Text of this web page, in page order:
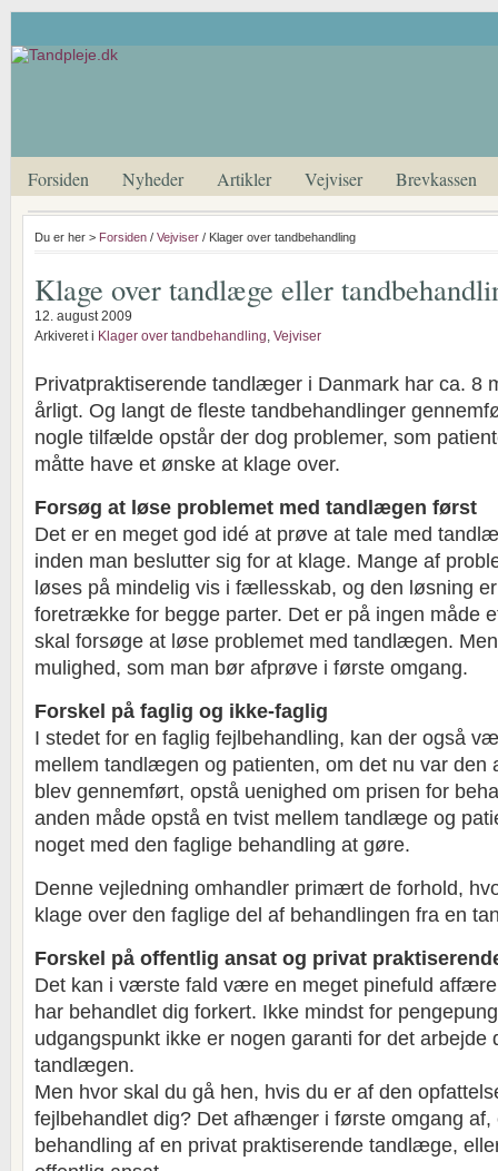
Forsiden Nyheder Artikler Vejviser Brevkassen
Du er her > Forsiden / Vejviser / Klager over tandbehandling
Klage over tandlæge eller
12. august 2009
Arkiveret i Klager over tandbehandling, Vejviser
Privatpraktiserende tandlæger i Danmark har ca. 8
årligt. Og langt de fleste tandbehandlinger
nogle tilfælde opstår der dog problemer, som
måtte have et ønske at klage over.
Forsøg at løse problemet med tandlægen først
Det er en meget god idé at prøve at tale med
inden man beslutter sig for at klage. Mange af
løses på mindelig vis i fællesskab, og den løsning
foretrække for begge parter. Det er på ingen måde
skal forsøge at løse problemet med tandlægen.
mulighed, som man bør afprøve i første omgang.
Forskel på faglig og ikke-faglig
I stedet for en faglig fejlbehandling, kan der også
mellem tandlægen og patienten, om det nu var den
blev gennemført, opstå uenighed om prisen for
anden måde opstå en tvist mellem tandlæge og
noget med den faglige behandling at gøre.
Denne vejledning omhandler primært de forhold,
klage over den faglige del af behandlingen fra en
Forskel på offentlig ansat og privat
Det kan i værste fald være en meget pinefuld
har behandlet dig forkert. Ikke mindst for
udgangspunkt ikke er nogen garanti for det arbejde
tandlægen.
Men hvor skal du gå hen, hvis du er af den
fejlbehandlet dig? Det afhænger i første omgang af,
behandling af en privat praktiserende tandlæge,